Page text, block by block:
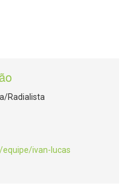
Radialista
ivan-lucas